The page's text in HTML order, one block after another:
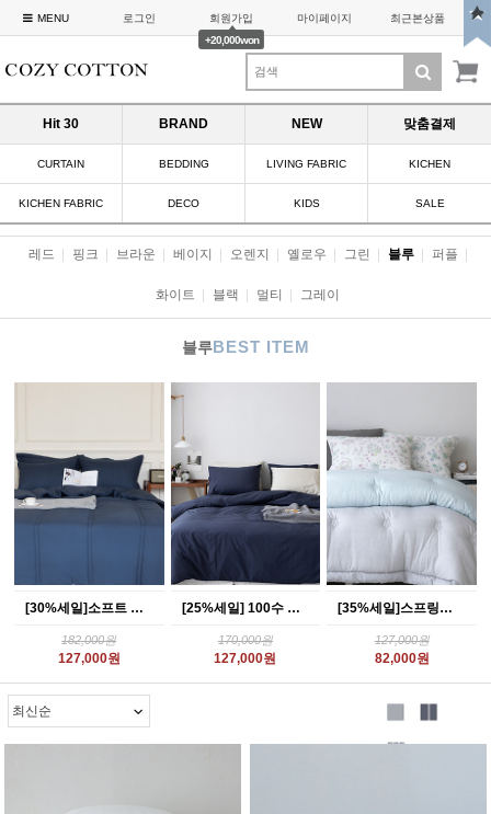
MENU 로그인
회원가입
+20,000won
마이페이지 최근본상품
Hit 30 BRAND NEW 맞춤결제
CURTAIN BEDDING LIVING FABRIC KICHEN
KICHEN FABRIC DECO KIDS SALE
레드 핑크 브라운 베이지 오렌지 옐로우 그린 블루 퍼플
화이트 블랙 멀티 그레이
블루BEST ITEM
[30%세일]소프트 모달 100 차렵베딩 네이비
182,000원
127,000원
[25%세일] 100수 고밀도면 바이오워싱 베딩_미드나잇 블루
170,000원
127,000원
[35%세일]스프링왈츠 100% 모달 차렵베딩_2color
127,000원
82,000원